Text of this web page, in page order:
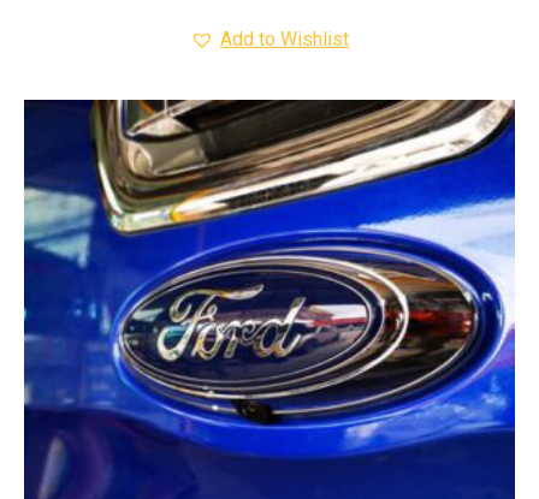
Add to Wishlist